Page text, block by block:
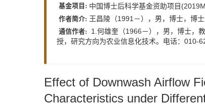
基金项目: 中国博士后科学基金资助项目
作者简介: 王昌陵（1991－），男，博士，博
通信作者:
1.何雄奎（1966－），男，博士，
授，研究方向为农业信息化技术。电话：010-
Effect of Downwash Airflow
Characteristics under